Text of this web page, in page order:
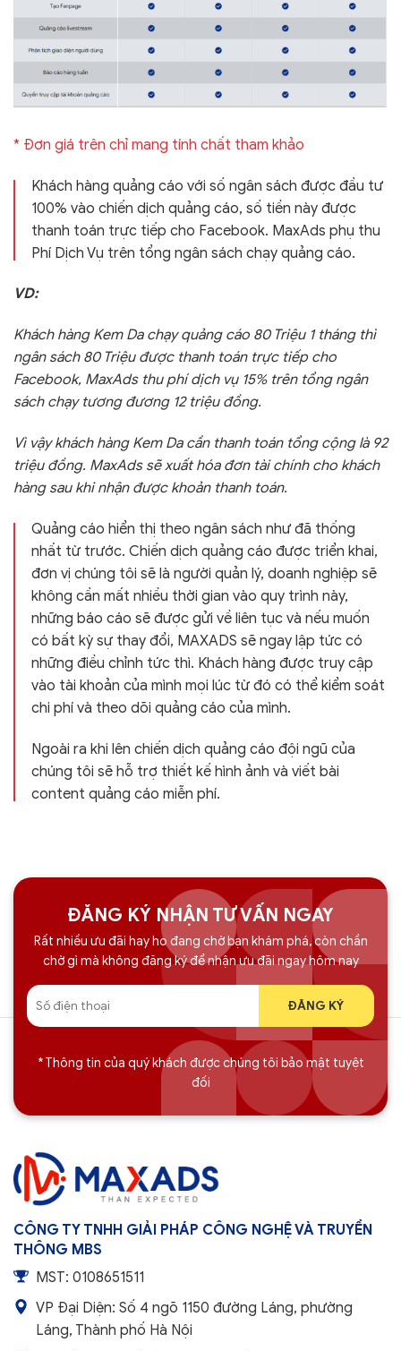
* Đơn giá trên chỉ mang tính chất tham khảo
Khách hàng quảng cáo với số ngân sách được đầu tư
100% vào chiến dịch quảng cáo, số tiền này được
thanh toán trực tiếp cho Facebook. MaxAds phụ thu
Phí Dịch Vụ trên tổng ngân sách chạy quảng cáo.
VD:
Khách hàng Kem Da chạy quảng cáo 80 Triệu 1 tháng thì
ngân sách 80 Triệu được thanh toán trực tiếp cho
Facebook, MaxAds thu phí dịch vụ 15% trên tổng ngân
sách chạy tương đương 12 triệu đồng.
Vì vậy khách hàng Kem Da cần thanh toán tổng cộng là 92
triệu đồng. MaxAds sẽ xuất hóa đơn tài chính cho khách
hàng sau khi nhận được khoản thanh toán.
Quảng cáo hiển thị theo ngân sách như đã thống
nhất từ trước. Chiến dịch quảng cáo được triển khai,
đơn vị chúng tôi sẽ là người quản lý, doanh nghiệp sẽ
không cần mất nhiều thời gian vào quy trình này,
những báo cáo sẽ được gửi về liên tục và nếu muốn
có bất kỳ sự thay đổi, MAXADS sẽ ngay lập tức có
những điều chỉnh tức thì. Khách hàng được truy cập
vào tài khoản của mình mọi lúc từ đó có thể kiểm soát
chi phí và theo dõi quảng cáo của mình.
Ngoài ra khi lên chiến dịch quảng cáo đội ngũ của
chúng tôi sẽ hỗ trợ thiết kế hình ảnh và viết bài
content quảng cáo miễn phí.
ĐĂNG KÝ NHẬN TƯ VẤN NGAY
Rất nhiều ưu đãi hay ho đang chờ bạn khám phá, còn chần
chờ gì mà không đăng ký để nhận ưu đãi ngay hôm nay
* Thông tin của quý khách được chúng tôi bảo mật tuyệt
đối
CÔNG TY TNHH GIẢI PHÁP CÔNG NGHỆ VÀ TRUYỀN
THÔNG MBS
MST: 0108651511
VP Đại Diện: Số 4 ngõ 1150 đường Láng, phường
Láng, Thành phố Hà Nội